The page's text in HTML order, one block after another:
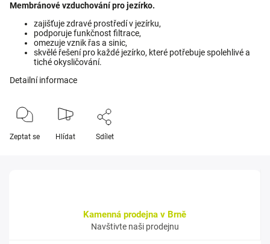
Membránové vzduchování pro jezírko.
zajišťuje zdravé prostředí v jezírku,
podporuje funkčnost filtrace,
omezuje vznik řas a sinic,
skvělé řešení pro každé jezírko, které potřebuje spolehlivé a
tiché okysličování.
Detailní informace
Zeptat se Hlídat Sdílet
Kamenná prodejna v Brně
Navštivte naši prodejnu